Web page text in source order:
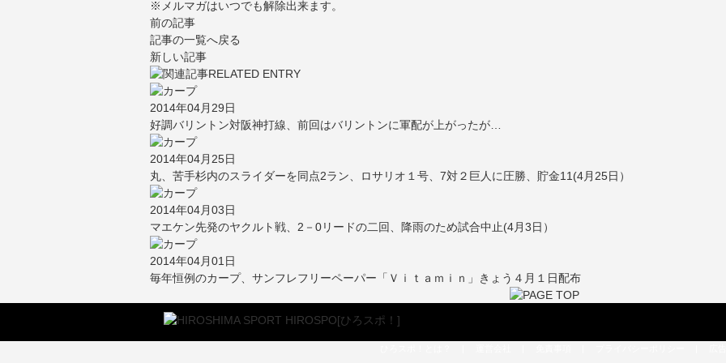
※メルマガはいつでも解除出来ます。
前の記事
記事の一覧へ戻る
新しい記事
2014年04月29日
好調バリントン対阪神打線、前回はバリントンに軍配が上がったが…
2014年04月25日
丸、苦手杉内のスライダーを同点2ラン、ロサリオ１号、7対２巨人に圧勝、貯金11(4月25日）
2014年04月03日
マエケン先発のヤクルト戦、2－0リードの二回、降雨のため試合中止(4月3日）
2014年04月01日
毎年恒例のカープ、サンフレフリーペーパー「Ｖｉｔａｍｉｎ」きょう４月１日配布